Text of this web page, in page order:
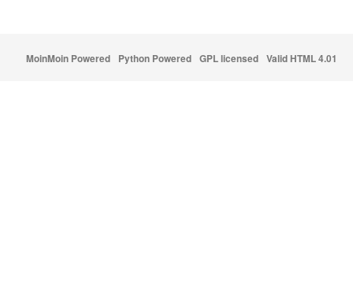
MoinMoin Powered Python Powered GPL licensed Valid HTML 4.01